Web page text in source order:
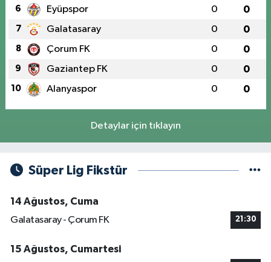
6 Eyüpspor 0 0
7 Galatasaray 0 0
8 Çorum FK 0 0
9 Gaziantep FK 0 0
10 Alanyaspor 0 0
Detaylar için tıklayın
Süper Lig Fikstür
14 Ağustos, Cuma
Galatasaray - Çorum FK
21:30
15 Ağustos, Cumartesi